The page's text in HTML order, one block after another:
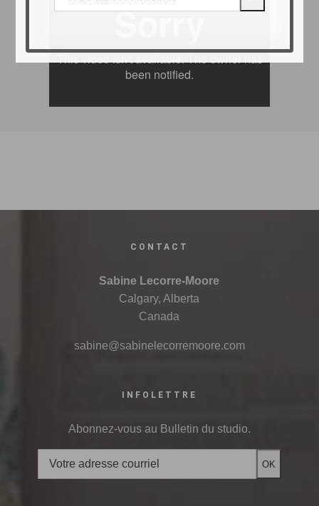
CONTACT
Sabine Lecorre-Moore
Calgary, Alberta
Canada
sabine@sabinelecorremoore.com
INFOLETTRE
Abonnez-vous au Bulletin du studio.